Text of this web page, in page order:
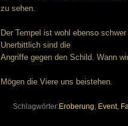
zu sehen.
Der Tempel ist wohl ebenso
Unerbittlich sind die
Angriffe gegen den Schild. Wann
Mögen die Viere uns beistehen.
Schlagwörter:Eroberung, Event,